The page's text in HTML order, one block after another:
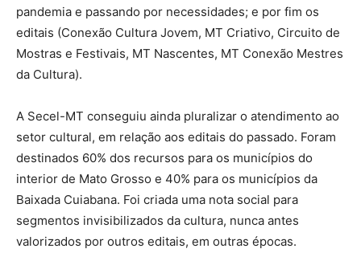
pandemia e passando por necessidades; e por fim os
editais (Conexão Cultura Jovem, MT Criativo, Circuito de
Mostras e Festivais, MT Nascentes, MT Conexão Mestres
da Cultura).
A Secel-MT conseguiu ainda pluralizar o atendimento ao
setor cultural, em relação aos editais do passado. Foram
destinados 60% dos recursos para os municípios do
interior de Mato Grosso e 40% para os municípios da
Baixada Cuiabana. Foi criada uma nota social para
segmentos invisibilizados da cultura, nunca antes
valorizados por outros editais, em outras épocas.